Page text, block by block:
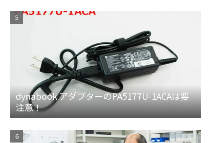
dynabook アダプターのPA5177U-1ACAは要
注意！